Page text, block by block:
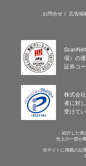
お問合せ 広告掲
場）の
証券コ
株式会
者に対
受けてい
紹介した商
売上の一部が
当サイトに掲載の記